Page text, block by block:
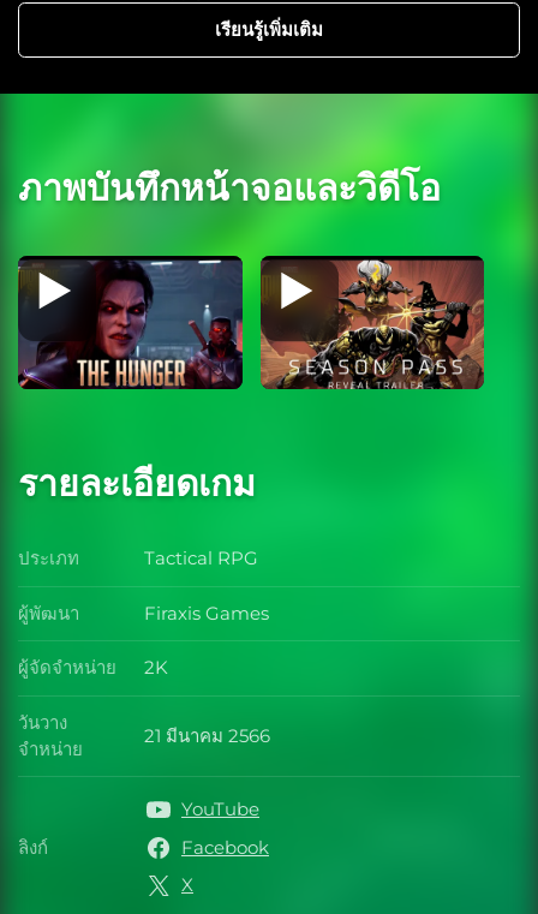
เรียนรู้เพิ่มเติม
ภาพบันทึกหน้าจอและวิดีโอ
รายละเอียดเกม
ประเภท ประเภท
Tactical RPG
ผู้พัฒนา ผู้พัฒนา
Firaxis Games
ผู้จัดจำหน่าย ผู้จัดจำหน่าย
2K
วันวาง
จำหน่าย
วันวางจำหน่าย
21 มีนาคม 2566
ลิงก์ ลิงก์
YouTube
Facebook
X